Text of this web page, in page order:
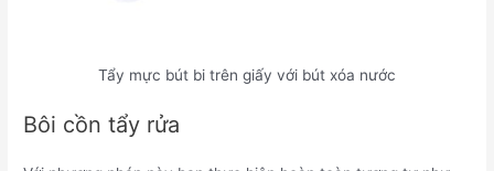
Tẩy mực bút bi trên giấy với bút xóa nước
Bôi cồn tẩy rửa